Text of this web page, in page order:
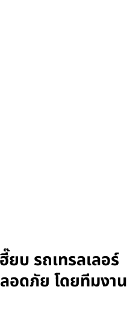
ยบ รถเทรลเลอร์
อดภัย โดยทีมงาน